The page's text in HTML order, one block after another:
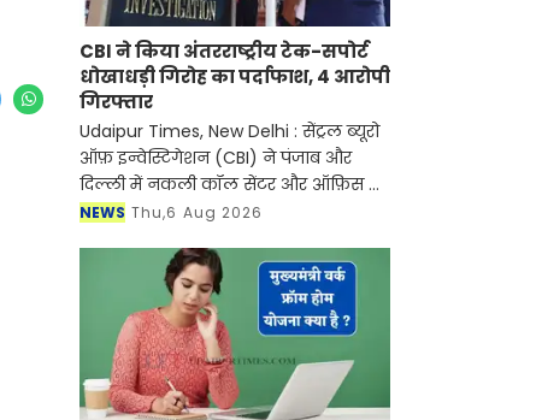
CBI ने किया अंतरराष्ट्रीय टेक-सपोर्ट
धोखाधड़ी गिरोह का पर्दाफाश, 4 आरोपी
गिरफ्तार
Udaipur Times, New Delhi : सेंट्रल ब्यूरो
ऑफ़ इन्वेस्टिगेशन (CBI) ने पंजाब और
दिल्ली में नकली कॉल सेंटर और ऑफ़िस के
ज़रिए चल रहे एक बड़े इंटरनेशनल टेक-
NEWS Thu,6 Aug 2026